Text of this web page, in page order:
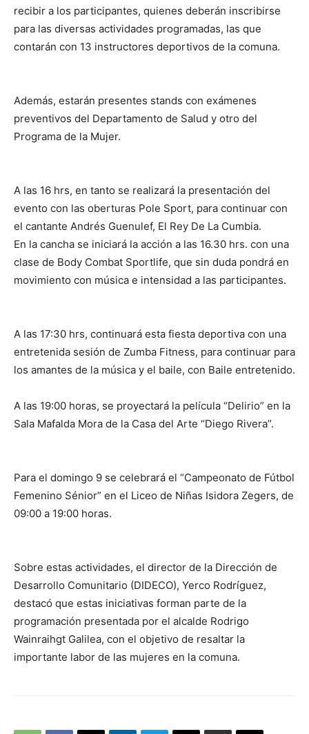
recibir a los participantes, quienes deberán inscribirse
para las diversas actividades programadas, las que
contarán con 13 instructores deportivos de la comuna.
Además, estarán presentes stands con exámenes
preventivos del Departamento de Salud y otro del
Programa de la Mujer.
A las 16 hrs, en tanto se realizará la presentación del
evento con las oberturas Pole Sport, para continuar con
el cantante Andrés Guenulef, El Rey De La Cumbia.
En la cancha se iniciará la acción a las 16.30 hrs. con una
clase de Body Combat Sportlife, que sin duda pondrá en
movimiento con música e intensidad a las participantes.
A las 17:30 hrs, continuará esta fiesta deportiva con una
entretenida sesión de Zumba Fitness, para continuar para
los amantes de la música y el baile, con Baile entretenido.
A las 19:00 horas, se proyectará la película “Delirio” en la
Sala Mafalda Mora de la Casa del Arte “Diego Rivera”.
Para el domingo 9 se celebrará el “Campeonato de Fútbol
Femenino Sénior” en el Liceo de Niñas Isidora Zegers, de
09:00 a 19:00 horas.
Sobre estas actividades, el director de la Dirección de
Desarrollo Comunitario (DIDECO), Yerco Rodríguez,
destacó que estas iniciativas forman parte de la
programación presentada por el alcalde Rodrigo
Wainraihgt Galilea, con el objetivo de resaltar la
importante labor de las mujeres en la comuna.